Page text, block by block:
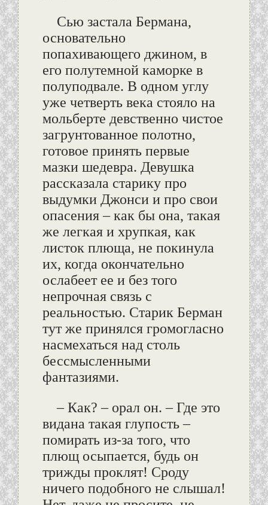
Сью застала Бермана,
основательно
попахивающего джином, в
его полутемной каморке в
полуподвале. В одном углу
уже четверть века стояло на
мольберте девственно чистое
загрунтованное полотно,
готовое принять первые
мазки шедевра. Девушка
рассказала старику про
выдумки Джонси и про свои
опасения – как бы она, такая
же легкая и хрупкая, как
листок плюща, не покинула
их, когда окончательно
ослабеет ее и без того
непрочная связь с
реальностью. Старик Берман
тут же принялся громогласно
насмехаться над столь
бессмысленными
фантазиями.
– Как? – орал он. – Где это
видана такая глупость –
помирать из-за того, что
плющ осыпается, будь он
трижды проклят! Сроду
ничего подобного не слышал!